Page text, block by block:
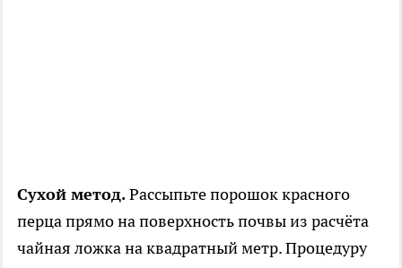
Сухой метод.Рассыпьте порошок красного
перца прямо на поверхность почвы из расчёта
чайная ложка на квадратный метр. Процедуру